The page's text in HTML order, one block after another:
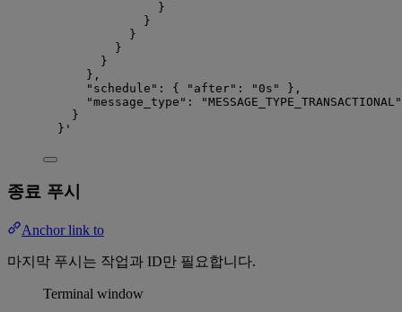
}
}
}
}
}
},
"schedule": { "after": "0s" },
"message_type": "MESSAGE_TYPE_TRANSACTIONAL"
}
} '
종료 푸시
Anchor link to
마지막 푸시는 작업과 ID만 필요합니다.
Terminal window